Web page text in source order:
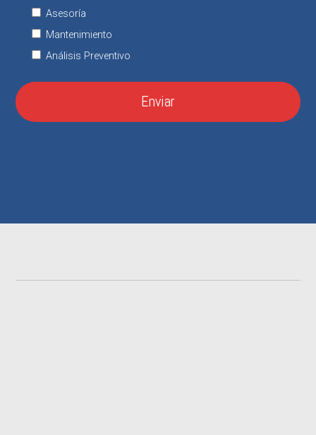
Asesoría
Mantenimiento
Análisis Preventivo
Enviar